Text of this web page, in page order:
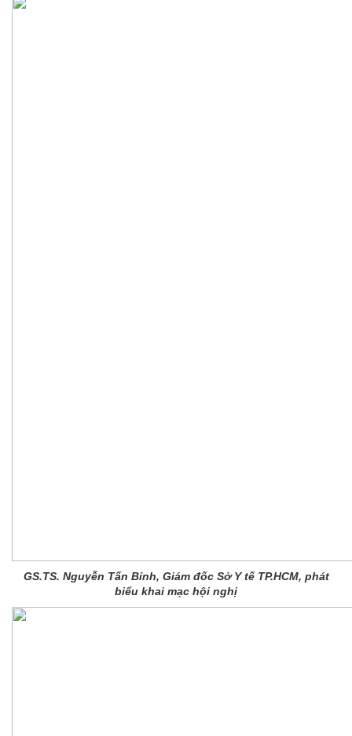
GS.TS. Nguyễn Tấn Bỉnh, Giám đốc Sở Y tế TP.HCM, phát
biểu khai mạc hội nghị